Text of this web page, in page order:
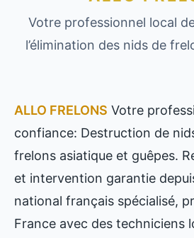
Votre professionnel local
l’élimination des nids de
ALLO FRELONS Votre
confiance: Destruction de
frelons asiatique et guêpes.
et intervention garantie
national français spécialisé,
France avec des techniciens